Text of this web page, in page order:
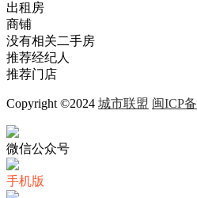
出租房
商铺
没有相关二手房
推荐经纪人
推荐门店
Copyright ©2024 城市联盟 闽ICP
微信公众号
手机版